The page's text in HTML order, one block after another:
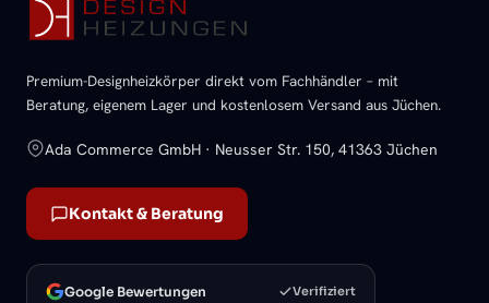
Premium-Designheizkörper direkt vom Fachhändler – mit
Beratung, eigenem Lager und kostenlosem Versand aus Jüchen.
Ada Commerce GmbH · Neusser Str. 150, 41363 Jüchen
Kontakt & Beratung
Google Bewertungen Verifiziert